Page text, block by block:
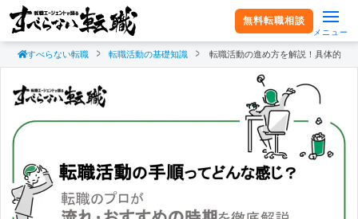
無料転職相談
メニュー
すべらない転職 転職活動の基礎知識 転職活動の進め方を解説！具体的な